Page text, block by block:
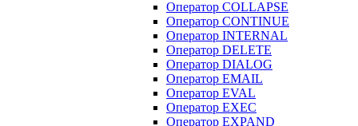
Оператор COLLAPSE
Оператор CONTINUE
Оператор INTERNAL
Оператор DELETE
Оператор DIALOG
Оператор EMAIL
Оператор EVAL
Оператор EXEC
Оператор EXPAND